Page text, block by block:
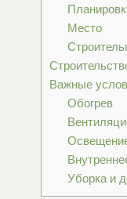
Место
Важные
Обогрев
Уборка и